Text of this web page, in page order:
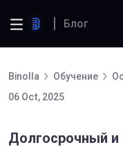
Блог
Binolla Обучение
06 Oct, 2025
Долгосрочный и